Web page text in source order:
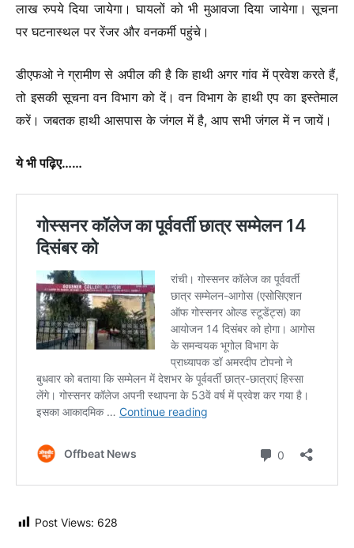
लाख रुपये दिया जायेगा। घायलों को भी मुआवजा दिया जायेगा। सूचना
पर घटनास्थल पर रेंजर और वनकर्मी पहुंचे।
डीएफओ ने ग्रामीण से अपील की है कि हाथी अगर गांव में प्रवेश करते हैं,
तो इसकी सूचना वन विभाग को दें। वन विभाग के हाथी एप का इस्तेमाल
करें। जबतक हाथी आसपास के जंगल में है, आप सभी जंगल में न जायें।
ये भी पढ़िए……
Post Views: 628